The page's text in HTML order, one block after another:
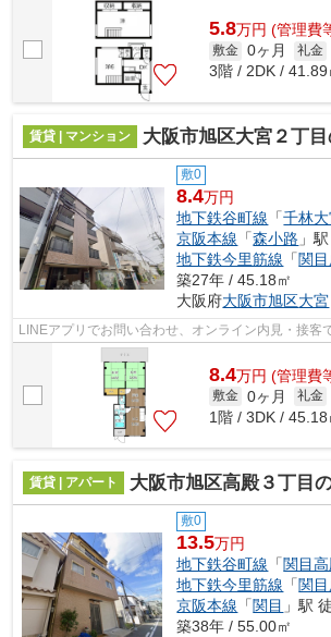
5.8万円 (管理費
敷金 0ヶ月 礼金
3階 / 2DK / 41.89
賃貸 | マンション 大阪市旭区大宮２丁目の
敷0
8.4万円
地下鉄谷町線 「千林
京阪本線 「森小路 」
地下鉄今里筋線 「関
築27年 / 45.18㎡
大阪府大阪市旭区大宮
LINEアプリでお問い合わせ、オンライン内見・接客
8.4万円 (管理費
敷金 0ヶ月 礼金
1階 / 3DK / 45.18
賃貸 | アパート 大阪市旭区高殿３丁目
敷0
13.5万円
地下鉄谷町線 「関目
地下鉄今里筋線 「関
京阪本線 「関目 」駅
築38年 / 55.00㎡